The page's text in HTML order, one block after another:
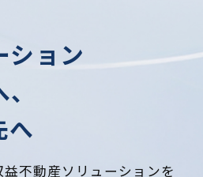
ション
へ
不動産ソリューションを